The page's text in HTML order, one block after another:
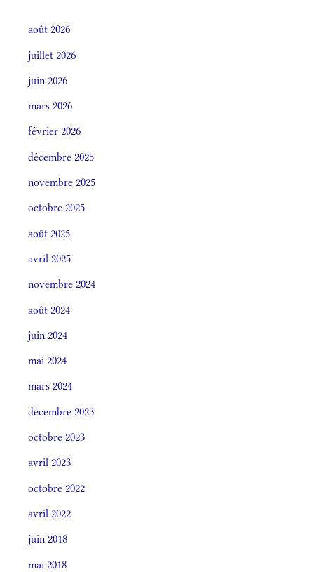
août 2026
juillet 2026
juin 2026
mars 2026
février 2026
décembre 2025
novembre 2025
octobre 2025
août 2025
avril 2025
novembre 2024
août 2024
juin 2024
mai 2024
mars 2024
décembre 2023
octobre 2023
avril 2023
octobre 2022
avril 2022
juin 2018
mai 2018